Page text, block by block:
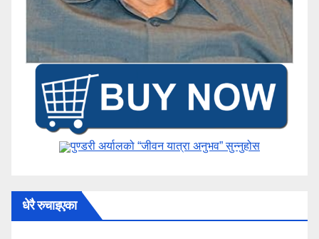
पुण्डरी अर्यालको “जीवन यात्रा अनुभव” ​सुन्नुहोस
धेरै रुचाइएका